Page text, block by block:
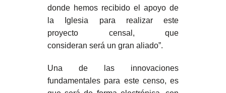
donde hemos recibido el apoyo de
la Iglesia para realizar este
proyecto censal , que
consideran será un gran aliado”.
Una de las innovaciones
fundamentales para este censo, es